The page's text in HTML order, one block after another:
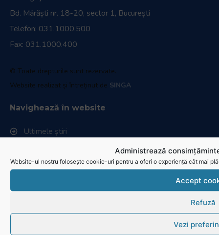
Administrează
Website-ul nostru folosește cookie-uri pentru a oferi o experiență cât mai
Accept
Refuză
Vezi
Bd. Mărăști nr. 18-20, sector 1, București
Telefon: 031.1000.500
Fax: 031.1000.400
© Toate drepturile sunt rezervate.
Website realizat și întreținut de SINGA
Navighează în website
Ultimele știri
Contactează-ne